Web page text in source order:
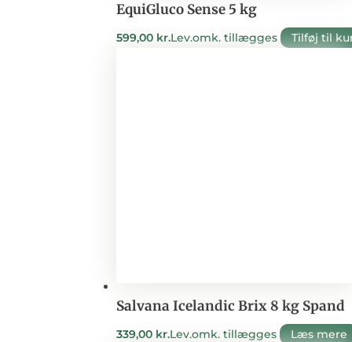
EquiGluco Sense 5 kg
599,00 kr.Lev.omk. tillægges Tilføj til
Salvana Icelandic Brix 8 kg Spand
339,00 kr.Lev.omk. tillægges Læs mere